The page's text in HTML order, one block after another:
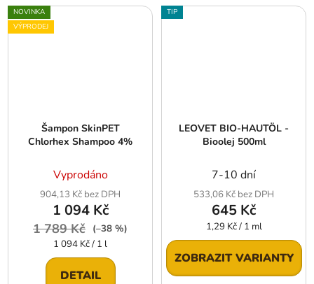
NOVINKA
VÝPRODEJ
Šampon SkinPET
Chlorhex Shampoo 4%
Vyprodáno
904,13 Kč bez DPH
1 094 Kč
1 789 Kč
(–38 %)
Měrná
cena:
1 094 Kč / 1 l
DETAIL
TIP
LEOVET BIO-HAUTÖL -
Bioolej 500ml
7-10 dní
533,06 Kč bez DPH
645 Kč
Měrná
cena:
1,29 Kč / 1 ml
ZOBRAZIT VARIANTY